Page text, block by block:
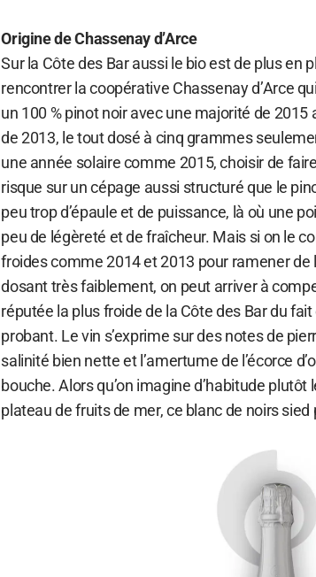
Origine de Chassenay d’Arce
Sur la Côte des Bar aussi le bio est de plus en
rencontrer la coopérative Chassenay d’Arce
un 100 % pinot noir avec une majorité de 2015
de 2013, le tout dosé à cinq grammes
une année solaire comme 2015, choisir de
risque sur un cépage aussi structuré que le
peu trop d’épaule et de puissance, là où une
peu de légèreté et de fraîcheur. Mais si on le
froides comme 2014 et 2013 pour ramener de
dosant très faiblement, on peut arriver à
réputée la plus froide de la Côte des Bar du
probant. Le vin s’exprime sur des notes de
salinité bien nette et l’amertume de l’écorce
bouche. Alors qu’on imagine d’habitude
plateau de fruits de mer, ce blanc de noirs